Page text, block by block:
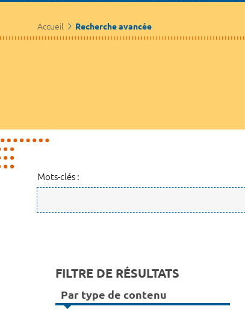
Accueil Recherche avancée
Mots-clés :
FILTRE DE RÉSULTATS
Par type de contenu